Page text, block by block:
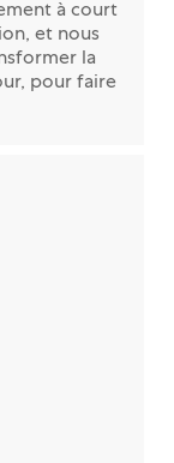
à court
et nous
la
pour faire